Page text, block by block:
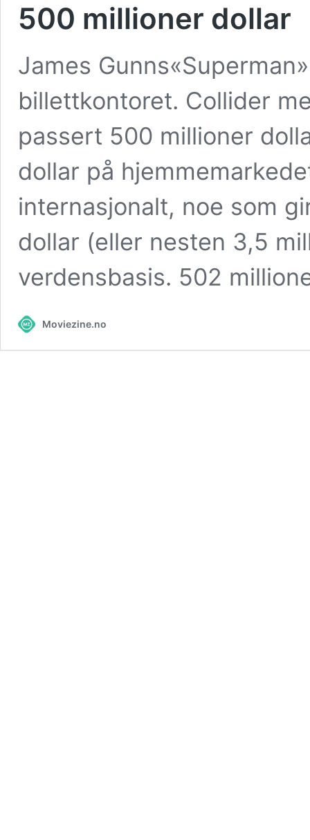
500 millioner dollar
James
billettkontoret. Collider
passert 500 millioner
dollar på
internasjonalt, noe som
dollar (eller nesten 3,5
verdensbasis. 502
Moviezine.no